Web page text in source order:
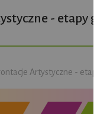
- etapy
Artystyczne -